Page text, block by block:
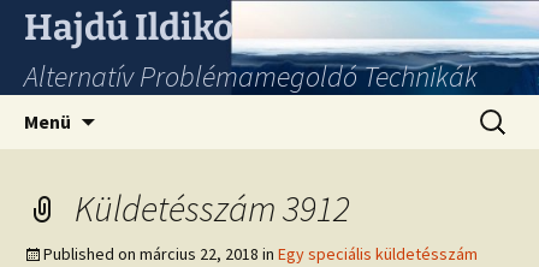
Hajdú Ildikó
Alternatív Problémamegoldó Technikák
Menü
Küldetésszám 3912
Published on március 22, 2018 in Egy speciális küldetésszám